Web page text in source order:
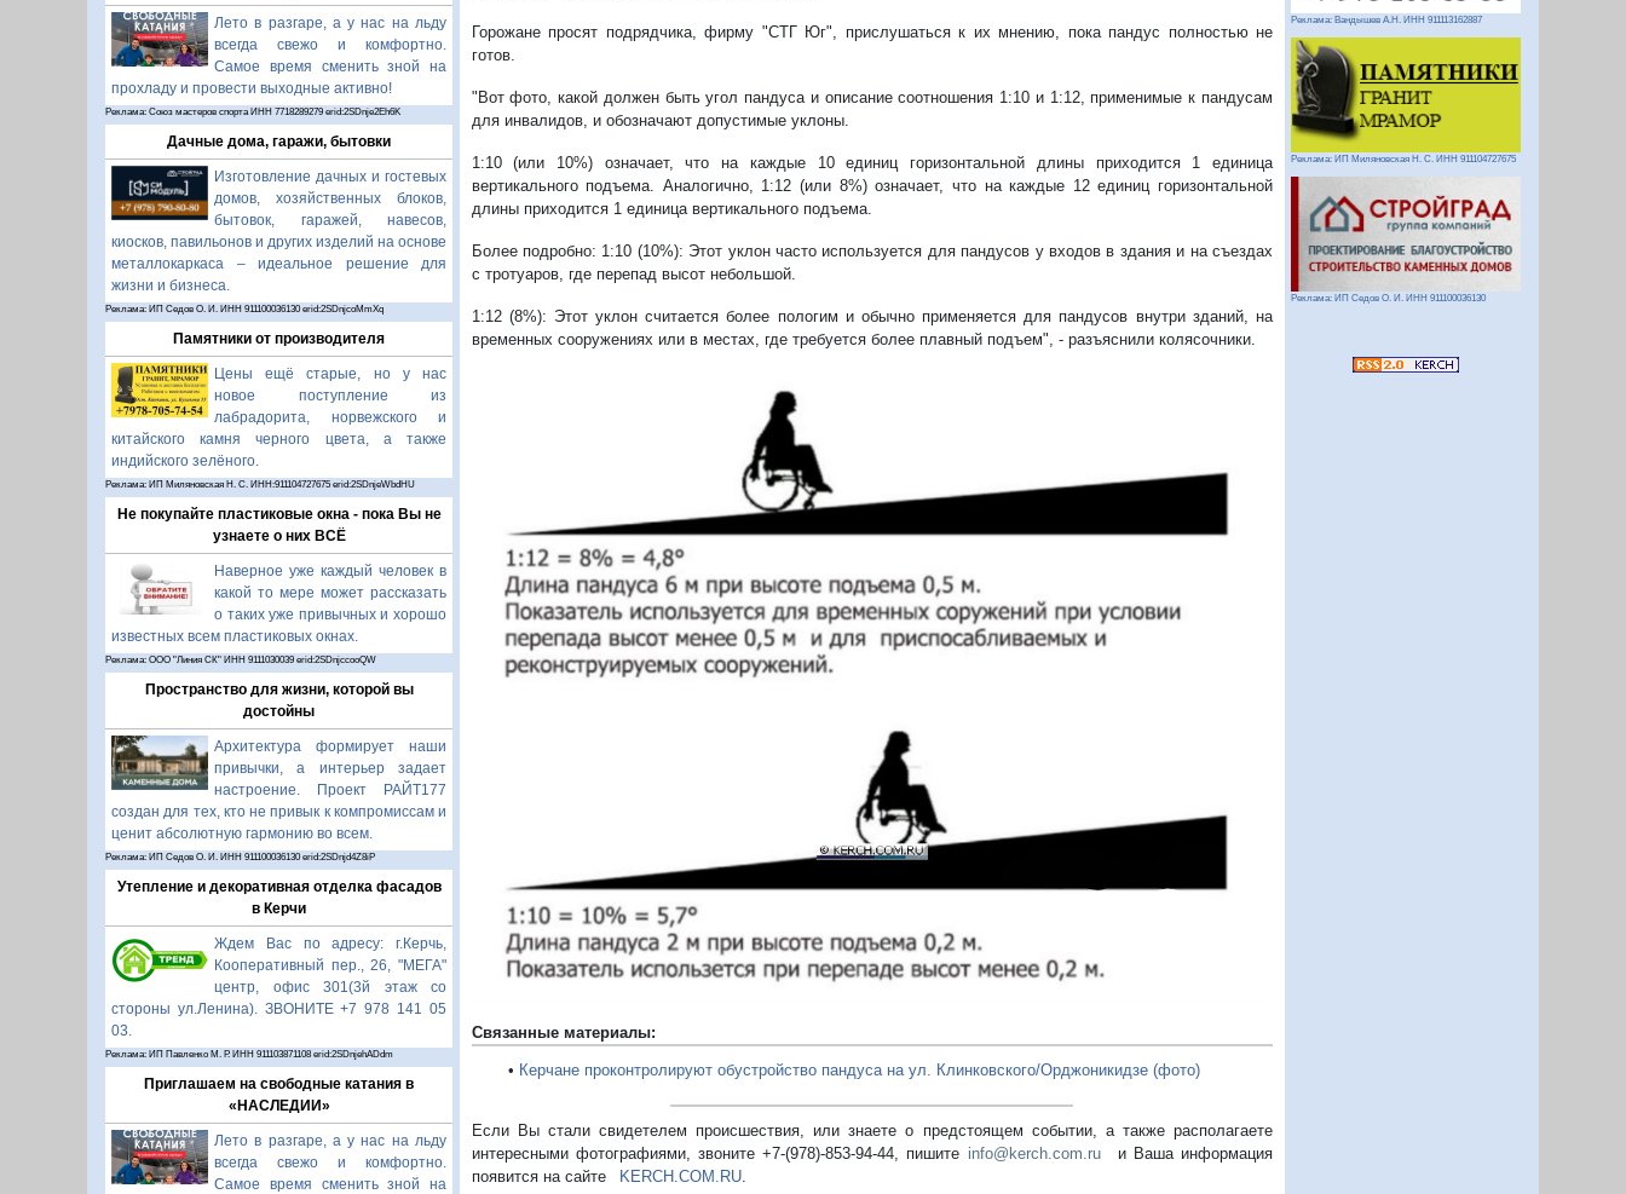
Лето в разгаре, а у нас на льду
всегда свежо и комфортно.
Самое время сменить зной на
прохладу и провести выходные активно!
Реклама: Союз мастеров спорта ИНН 7718289279 erid:2SDnje2Eh6K
Дачные дома, гаражи, бытовки
Изготовление дачных и гостевых
домов, хозяйственных блоков,
бытовок, гаражей, навесов,
киосков, павильонов и других изделий на основе
металлокаркаса – идеальное решение для
жизни и бизнеса.
Реклама: ИП Седов О. И. ИНН 911100036130 erid:2SDnjcoMmXq
Памятники от производителя
Цены ещё старые, но у нас
новое поступление из
лабрадорита, норвежского и
китайского камня черного цвета, а также
индийского зелёного.
Реклама: ИП Миляновская Н. С. ИНН:911104727675 erid:2SDnjeWbdHU
Не покупайте пластиковые окна - пока Вы не
узнаете о них ВСЁ
Наверное уже каждый человек в
какой то мере может рассказать
о таких уже привычных и хорошо
известных всем пластиковых окнах.
Реклама: ООО "Линия СК" ИНН 9111030039 erid:2SDnjccooQW
Пространство для жизни, которой вы
достойны
Архитектура формирует наши
привычки, а интерьер задает
настроение. Проект РАЙТ177
создан для тех, кто не привык к компромиссам и
ценит абсолютную гармонию во всем.
Реклама: ИП Седов О. И. ИНН 911100036130 erid:2SDnjd4Z8iP
Утепление и декоративная отделка фасадов
в Керчи
Ждем Вас по адресу: г.Керчь,
Кооперативный пер., 26, "МЕГА"
центр, офис 301(3й этаж со
стороны ул.Ленина). ЗВОНИТЕ +7 978 141 05
03.
Реклама: ИП Павленко М. Р. ИНН 911103871108 erid:2SDnjehADdm
Приглашаем на свободные катания в
«НАСЛЕДИИ»
Лето в разгаре, а у нас на льду
всегда свежо и комфортно.
Самое время сменить зной на
Горожане просят подрядчика, фирму "СТГ Юг", прислушаться к их мнению, пока пандус полностью не
готов.
"Вот фото, какой должен быть угол пандуса и описание соотношения 1:10 и 1:12, применимые к пандусам
для инвалидов, и обозначают допустимые уклоны.
1:10 (или 10%) означает, что на каждые 10 единиц горизонтальной длины приходится 1 единица
вертикального подъема. Аналогично, 1:12 (или 8%) означает, что на каждые 12 единиц горизонтальной
длины приходится 1 единица вертикального подъема.
Более подробно: 1:10 (10%): Этот уклон часто используется для пандусов у входов в здания и на съездах
с тротуаров, где перепад высот небольшой.
1:12 (8%): Этот уклон считается более пологим и обычно применяется для пандусов внутри зданий, на
временных сооружениях или в местах, где требуется более плавный подъем", - разъяснили колясочники.
Связанные материалы:
• Керчане проконтролируют обустройство пандуса на ул. Клинковского/Орджоникидзе (фото)
Если Вы стали свидетелем происшествия, или знаете о предстоящем событии, а также располагаете
интересными фотографиями, звоните +7-(978)-853-94-44, пишите info@kerch.com.ru и Ваша информация
появится на сайте
KERCH.COM.RU.
Реклама: Вандышев А.Н. ИНН 911113162887
Реклама: ИП Миляновская Н. С. ИНН 911104727675
Реклама: ИП Седов О. И. ИНН 911100036130